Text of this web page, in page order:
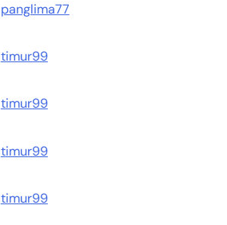
panglima77
timur99
timur99
timur99
timur99